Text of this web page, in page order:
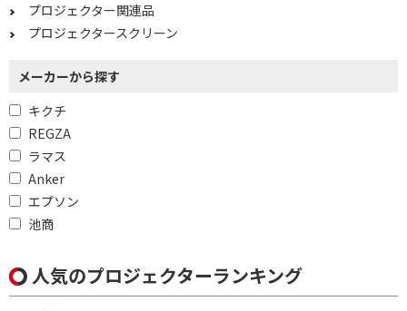
プロジェクター関連品
プロジェクタースクリーン
メーカーから探す
キクチ
REGZA
ラマス
Anker
エプソン
池商
人気のプロジェクターランキング